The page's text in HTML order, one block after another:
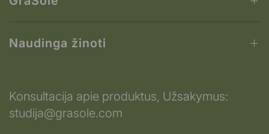
Naudinga žinoti
Konsultacija apie produktus, Užsakymus:
studija@grasole.com